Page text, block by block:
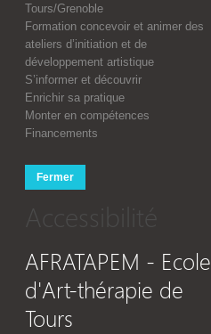
Tours/Grenoble
Formation concevoir et animer des
ateliers d’initiation et de
développement artistique
S’informer et découvrir
Enrichir sa pratique
Monter en compétences
Financements
Fermer
Accessibilité
AFRATAPEM - Ecole
d'Art-thérapie de
Tours